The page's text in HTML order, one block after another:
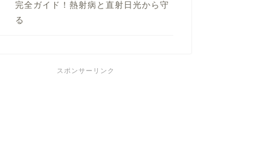
完全ガイド！熱射病と直射日光から守
る
スポンサーリンク